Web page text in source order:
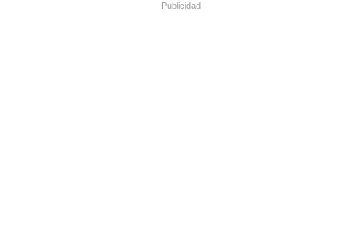
Publicidad